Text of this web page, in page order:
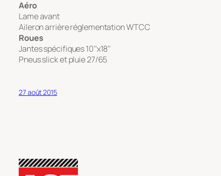
Aéro
Lame avant
Aileron arrière réglementation WTCC
Roues
Jantes spécifiques 10’’x18’’
Pneus slick et pluie 27/65
27 août 2015